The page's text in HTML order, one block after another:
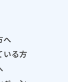
へ
いる方